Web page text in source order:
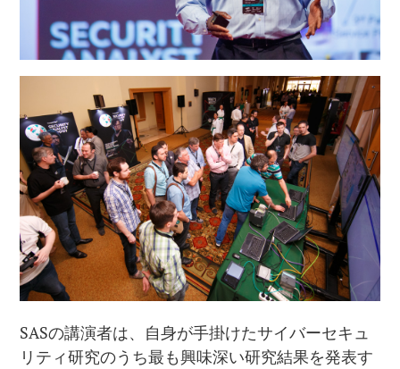
SASの講演者は、自身が手掛けたサイバーセキュ
リティ研究のうち最も興味深い研究結果を発表す